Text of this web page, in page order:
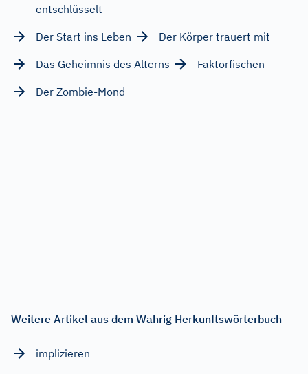
entschlüsselt
Der Start ins Leben
Der Körper trauert mit
Das Geheimnis des Alterns
Faktorfischen
Der Zombie-Mond
Weitere Artikel aus dem Wahrig Herkunftswörterbuch
implizieren